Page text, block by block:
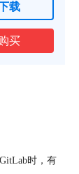
载
买
时，有